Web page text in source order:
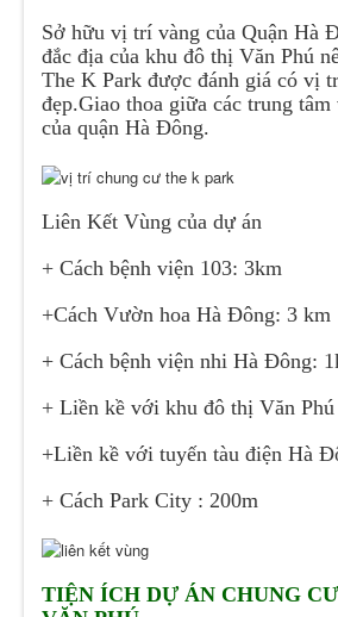
Sở hữu vị trí vàng của Quận Hà
đắc địa của khu đô thị Văn Phú
The K Park được đánh giá có vị
đẹp.Giao thoa giữa các trung
của quận Hà Đông.
Liên Kết Vùng của dự án
+ Cách bệnh viện 103: 3km
+Cách Vườn hoa Hà Đông: 3 km
+ Cách bệnh viện nhi Hà Đông:
+ Liền kề với khu đô thị Văn Phú
+Liền kề với tuyến tàu điện Hà
+ Cách Park City : 200m
TIỆN ÍCH DỰ ÁN CHUNG